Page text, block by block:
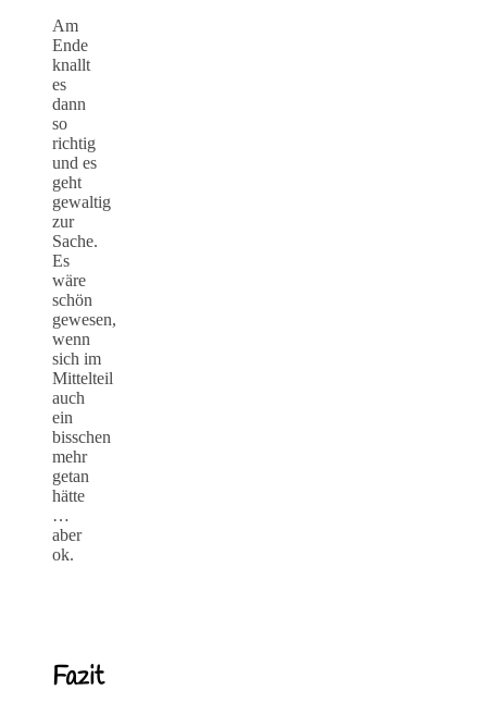
Am
Ende
knallt
es
dann
so
richtig
und es
geht
gewaltig
zur
Sache.
Es
wäre
schön
gewesen,
wenn
sich im
Mittelteil
auch
ein
bisschen
mehr
getan
hätte
…
aber
ok.
Fazit